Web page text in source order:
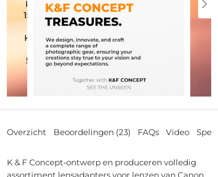
Overzicht Beoordelingen (23) FAQs Video
K & F Concept-ontwerp en produceren volledig